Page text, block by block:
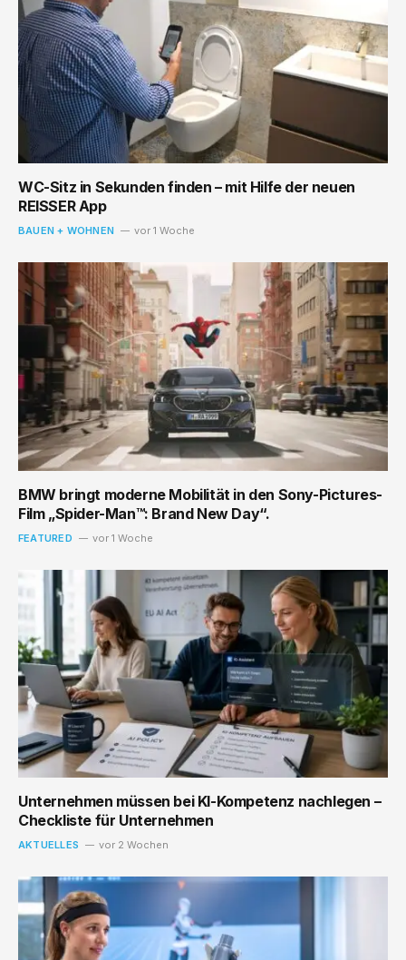
WC-Sitz in Sekunden finden – mit Hilfe der neuen
REISSER App
BAUEN + WOHNEN vor 1 Woche
BMW bringt moderne Mobilität in den Sony-Pictures-
Film „Spider-Man™: Brand New Day“.
FEATURED vor 1 Woche
Unternehmen müssen bei KI-Kompetenz nachlegen –
Checkliste für Unternehmen
AKTUELLES vor 2 Wochen